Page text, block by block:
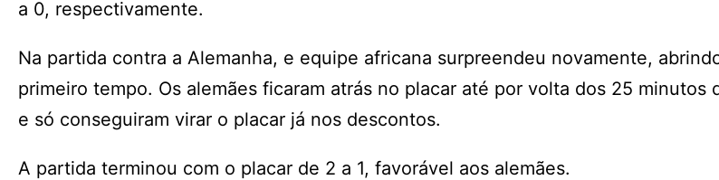
a 0, respectivamente.
Na partida contra a Alemanha, e equipe africana surpreendeu novamente,
primeiro tempo. Os alemães ficaram atrás no placar até por volta dos 25 minutos
e só conseguiram virar o placar já nos descontos.
A partida terminou com o placar de 2 a 1, favorável aos alemães.